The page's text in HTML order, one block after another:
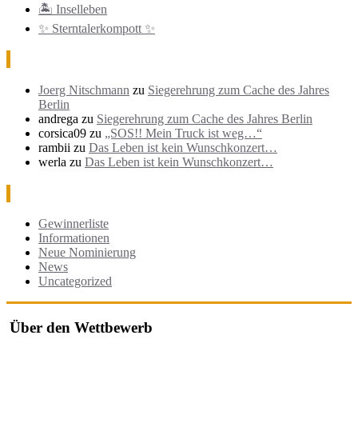
🏝️ Inselleben
✨ Sterntalerkompott ✨
Joerg Nitschmann zu Siegerehrung zum Cache des Jahres
Berlin
andrega zu Siegerehrung zum Cache des Jahres Berlin
corsica09 zu „SOS!! Mein Truck ist weg…“
rambii zu Das Leben ist kein Wunschkonzert…
werla zu Das Leben ist kein Wunschkonzert…
Gewinnerliste
Informationen
Neue Nominierung
News
Uncategorized
Über den Wettbewerb